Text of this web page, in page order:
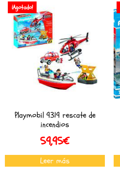
¡Agotado!
Playmobil 9319 rescate de
incendios
59,95€
Leer más